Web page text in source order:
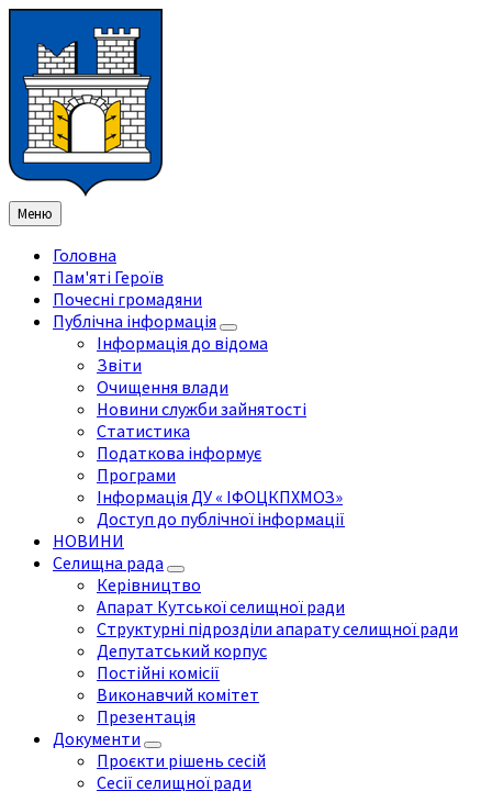
змісту
ліву
бічну
панель
праву
бічну
панель
нижнього
колонтитула
Меню
Головна
Пам'яті Героїв
Почесні громадяни
Публічна інформація
Інформація до відома
Звіти
Очищення влади
Новини служби зайнятості
Статистика
Податкова інформує
Програми
Інформація ДУ « ІФОЦКПХМОЗ»
Доступ до публічної інформації
НОВИНИ
Селищна рада
Керівництво
Апарат Кутської селищної ради
Структурні підрозділи апарату селищної ради
Депутатський корпус
Постійні комісії
Виконавчий комітет
Презентація
Документи
Проєкти рішень сесій
Сесії селищної ради